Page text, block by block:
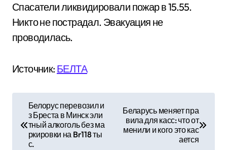
Спасатели ликвидировали пожар в 15.55.
Никто не пострадал. Эвакуация не
проводилась.
Источник: БЕЛТА
Белорус перевозил и
з Бреста в Минск эли
тный алкоголь без ма
ркировки на Br118 ты
с.
Беларусь меняет пра
вила для касс: что от
менили и кого это кас
ается